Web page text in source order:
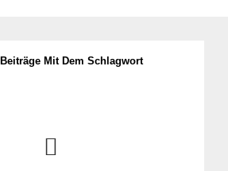
Beiträge Mit Dem Schlagwort